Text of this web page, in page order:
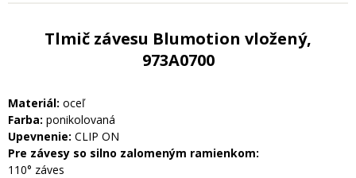
Tlmič závesu Blumotion vložený,
973A0700
Materiál: oceľ
Farba: ponikolovaná
Upevnenie: CLIP ON
Pre závesy so silno zalomeným ramienkom:
110° záves